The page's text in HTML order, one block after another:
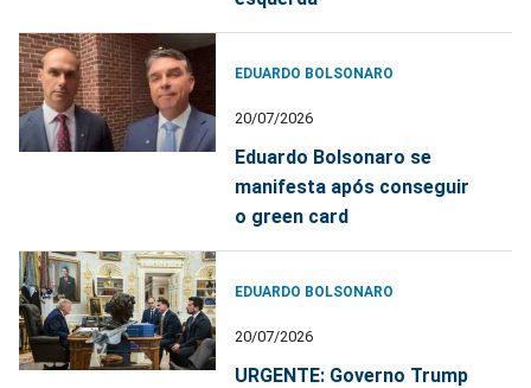
EDUARDO BOLSONARO
20/07/2026
Eduardo Bolsonaro se
manifesta após conseguir
o green card
EDUARDO BOLSONARO
20/07/2026
URGENTE: Governo Trump